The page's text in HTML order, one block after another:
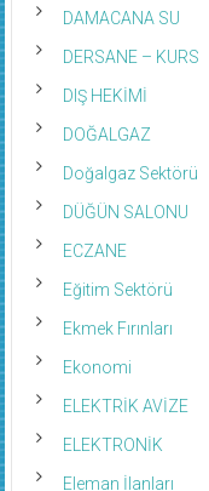
DAMACANA SU
DERSANE – KURS
DIŞ HEKİMİ
DOĞALGAZ
Doğalgaz Sektörü
DÜĞÜN SALONU
ECZANE
Eğitim Sektörü
Ekmek Fırınları
Ekonomi
ELEKTRİK AVİZE
ELEKTRONİK
Eleman İlanları